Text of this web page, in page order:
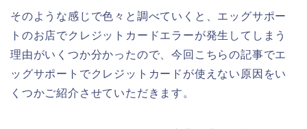
そのような感じで色々と調べていくと、エッグサポー
トのお店でクレジットカードエラーが発生してしまう
理由がいくつか分かったので、今回こちらの記事でエ
ッグサポートでクレジットカードが使えない原因をい
くつかご紹介させていただきます。